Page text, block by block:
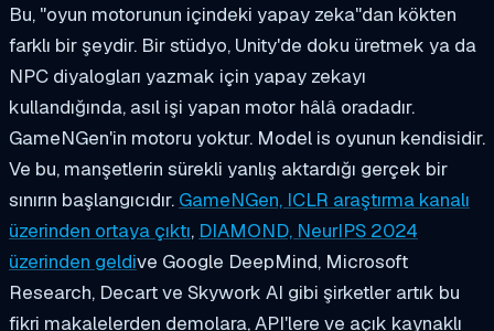
Bu, "oyun motorunun içindeki yapay zeka"dan kökten
farklı bir şeydir. Bir stüdyo, Unity'de doku üretmek ya da
NPC diyalogları yazmak için yapay zekayı
kullandığında, asıl işi yapan motor hâlâ oradadır.
GameNGen'in motoru yoktur. Model is oyunun kendisidir.
Ve bu, manşetlerin sürekli yanlış aktardığı gerçek bir
sınırın başlangıcıdır. GameNGen, ICLR araştırma kanalı
üzerinden ortaya çıktı, DIAMOND, NeurIPS 2024
üzerinden geldive Google DeepMind, Microsoft
Research, Decart ve Skywork AI gibi şirketler artık bu
fikri makalelerden demolara, API'lere ve açık kaynaklı